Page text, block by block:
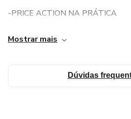
-PRICE ACTION NA PRÁTICA
-SUPORTE E RESISTÊNCIA
-ROMPIMENTO
-PULLBACK
Mostrar mais
Dúvidas